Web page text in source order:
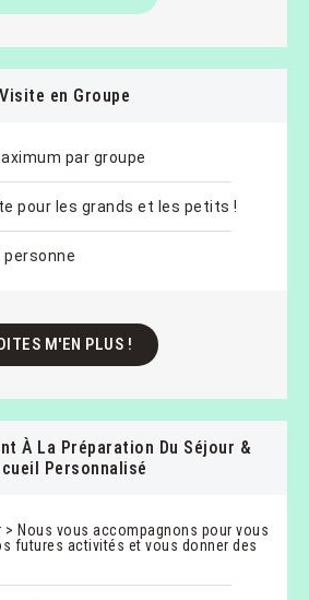
Visite en Groupe
par groupe
pour les grands et les petits !
personne
M'EN PLUS !
À La Préparation Du Séjour &
Personnalisé
Nous vous accompagnons pour vous
futures activités et vous donner des